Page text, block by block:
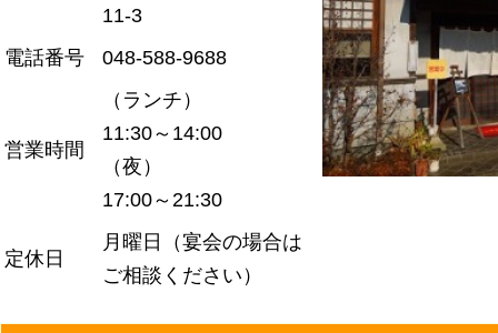
11-3
電話番号
048-588-9688
営業時間
（ランチ）
11:30～14:00
（夜）
17:00～21:30
定休日
月曜日（宴会の場合は
ご相談ください）